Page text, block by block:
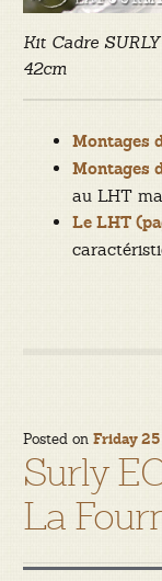
Kit Cadre
42cm
Montages
Montages
au LHT
Le LHT
Posted on Friday
Surly
La